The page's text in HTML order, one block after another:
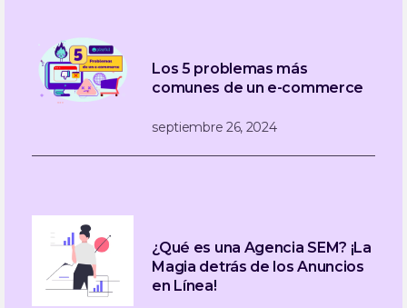
Los 5 problemas más
comunes de un e-commerce
septiembre 26, 2024
¿Qué es una Agencia SEM? ¡La
Magia detrás de los Anuncios
en Línea!